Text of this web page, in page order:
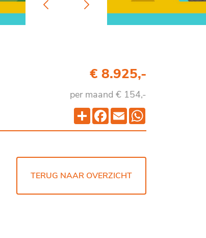
€ 8.925,-
per maand € 154,-
Deel Facebook
Email
TERUG NAAR OVERZICHT